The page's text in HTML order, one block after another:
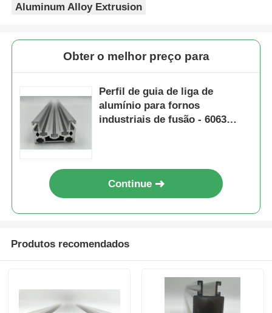
Sobre Nós
Controle de qualidade
Contate-nos
Notícias
Perfis de cozinha de alumínio
necessidade de solda, reduzindo
Aluminum Alloy Extrusion
Obter o melhor preço para
Perfil de guia de liga de
alumínio para fornos
industriais de fusão - 6063
Continue
Produtos recomendados